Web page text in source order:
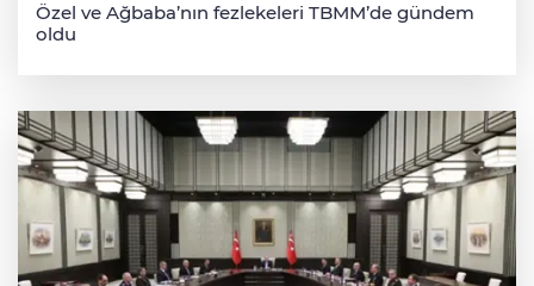
Özel ve Ağbaba’nın fezlekeleri TBMM’de gündem
oldu